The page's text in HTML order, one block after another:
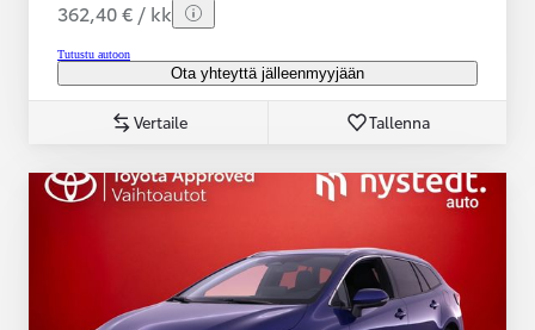
362,40 € / kk
Tutustu autoon
Ota yhteyttä jälleenmyyjään
Vertaile Tallenna